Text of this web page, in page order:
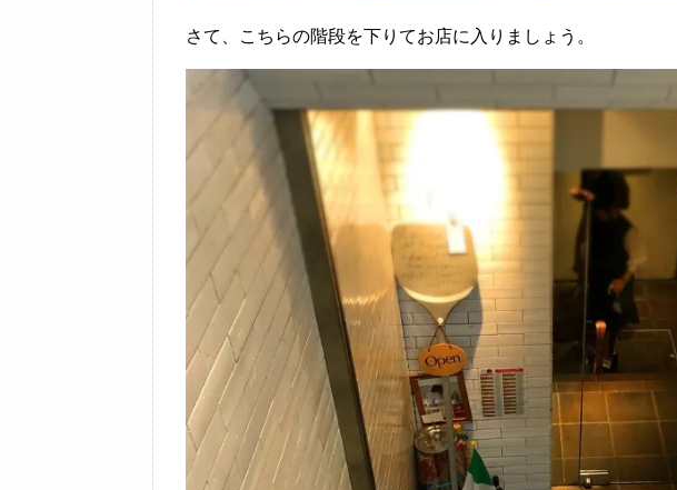
さて、こちらの階段を下りてお店に入りましょう。